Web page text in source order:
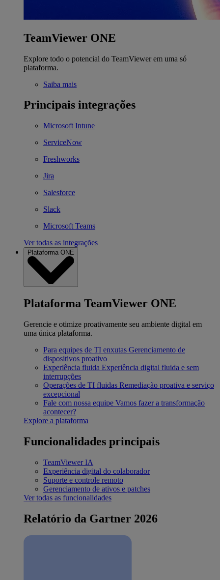
TeamViewer ONE
Explore todo o potencial do TeamViewer em uma só
plataforma.
Saiba mais
Principais integrações
Microsoft Intune
ServiceNow
Freshworks
Jira
Salesforce
Slack
Microsoft Teams
Ver todas as integrações
Plataforma ONE
Plataforma TeamViewer ONE
Gerencie e otimize proativamente seu ambiente digital em
uma única plataforma.
Para equipes de TI enxutas Gerenciamento de
dispositivos proativo
Experiência fluida Experiência digital fluida e sem
interrupções
Operações de TI fluidas Remediação proativa e serviço
excepcional
Fale com nossa equipe Vamos fazer a transformação
acontecer?
Explore a plataforma
Funcionalidades principais
TeamViewer IA
Experiência digital do colaborador
Suporte e controle remoto
Gerenciamento de ativos e patches
Ver todas as funcionalidades
Relatório da Gartner 2026